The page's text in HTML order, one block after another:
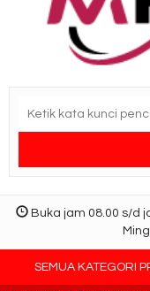
Buka jam 08.00 s/d
SEMUA KATEGORI